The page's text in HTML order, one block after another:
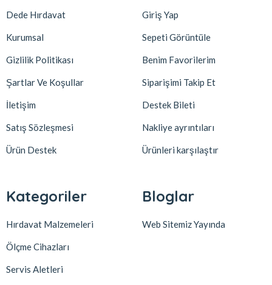
Dede Hırdavat
Kurumsal
Gizlilik Politikası
Şartlar Ve Koşullar
İletişim
Satış Sözleşmesi
Ürün Destek
Giriş Yap
Sepeti Görüntüle
Benim Favorilerim
Siparişimi Takip Et
Destek Bileti
Nakliye ayrıntıları
Ürünleri karşılaştır
Kategoriler
Hırdavat Malzemeleri
Ölçme Cihazları
Servis Aletleri
Bloglar
Web Sitemiz Yayında